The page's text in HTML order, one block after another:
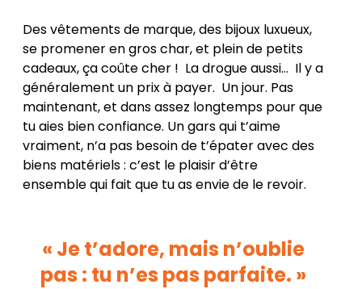
Des vêtements de marque, des bijoux luxueux,
se promener en gros char, et plein de petits
cadeaux, ça coûte cher ! La drogue aussi… Il y a
généralement un prix à payer. Un jour. Pas
maintenant, et dans assez longtemps pour que
tu aies bien confiance. Un gars qui t’aime
vraiment, n’a pas besoin de t’épater avec des
biens matériels : c’est le plaisir d’être
ensemble qui fait que tu as envie de le revoir.
« Je t’adore, mais n’oublie
pas : tu n’es pas parfaite. »